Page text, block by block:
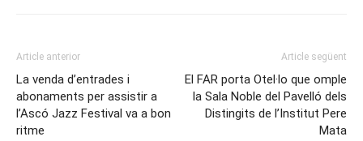
Article anterior
La venda d’entrades i
abonaments per assistir a
l’Ascó Jazz Festival va a bon
ritme
Article següent
El FAR porta Otel·lo que omple
la Sala Noble del Pavelló dels
Distingits de l’Institut Pere
Mata